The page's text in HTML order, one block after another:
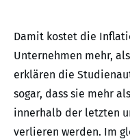
Damit kostet die
Unternehmen mehr,
erklären die
sogar, dass sie mehr
innerhalb der letzten
verlieren werden. Im